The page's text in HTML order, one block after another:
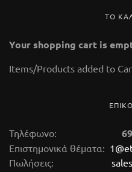
112
9,5 cm.
κατασκευασμένος από
της συσκευής
ΤΟ
Your shopping cart is
Items/Products added to
Τηλέφωνο:
Επιστημονικά θέματα:
Πωλήσεις: